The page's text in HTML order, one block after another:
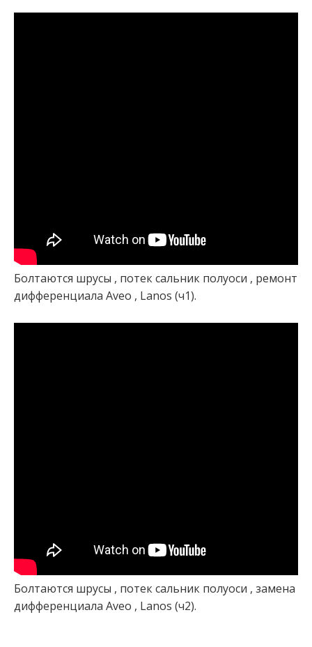
Болтаются шрусы , потек сальник полуоси , ремонт
дифференциала Aveo , Lanos (ч1).
Болтаются шрусы , потек сальник полуоси , замена
дифференциала Aveo , Lanos (ч2).